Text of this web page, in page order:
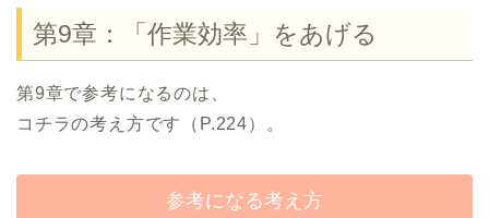
第9章：「作業効率」をあげる
第9章で参考になるのは、
コチラの考え方です（P.224）。
参考になる考え方